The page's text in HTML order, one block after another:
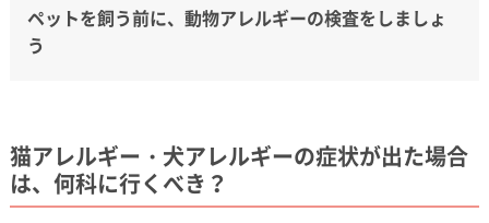
ペットを飼う前に、動物アレルギーの検査をしましょ
う
猫アレルギー・犬アレルギーの症状が出た場合
は、何科に行くべき？